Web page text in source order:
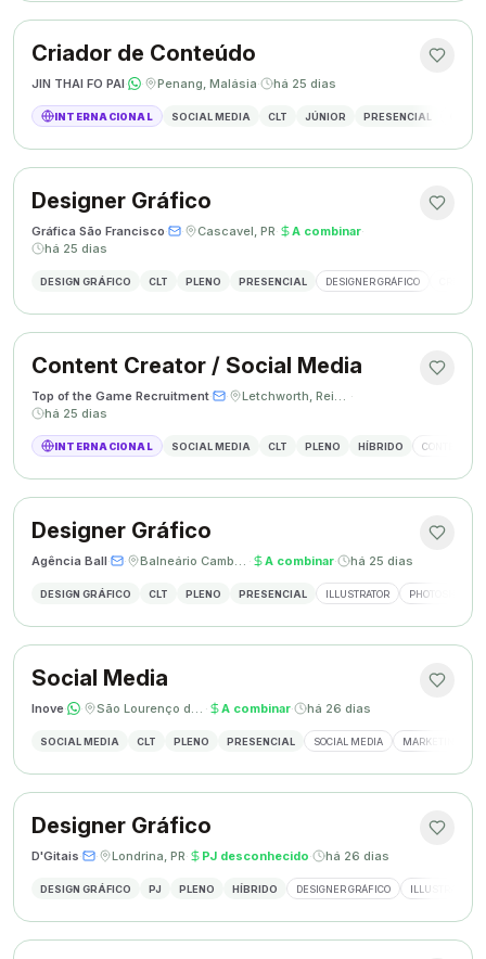
Criador de Conteúdo
JIN THAI FO PAI· · Penang, Malásia· há 25 dias
INTERNACIONAL SOCIAL MEDIA CLT JÚNIOR PRESENCIAL
Designer Gráfico
Gráfica São Francisco· · Cascavel, PR· A combinar·
há 25 dias
DESIGN GRÁFICO CLT PLENO PRESENCIAL DESIGNER GRÁFICO
Content Creator / Social Media
Top of the Game Recruitment· · Letchworth, Reino Unido ·
há 25 dias
INTERNACIONAL SOCIAL MEDIA CLT PLENO HÍBRIDO CONTENT
Designer Gráfico
Agência Ball· · Balneário Camboriú, SC · A combinar· há 25 dias
DESIGN GRÁFICO CLT PLENO PRESENCIAL ILLUSTRATOR PHOTOSHOP
Social Media
Inove· · São Lourenço do Oeste, SC · A combinar· há 26 dias
SOCIAL MEDIA CLT PLENO PRESENCIAL SOCIAL MEDIA MARKETING
Designer Gráfico
D'Gitais· · Londrina, PR· PJ desconhecido· há 26 dias
DESIGN GRÁFICO PJ PLENO HÍBRIDO DESIGNER GRÁFICO ILLUSTRATOR